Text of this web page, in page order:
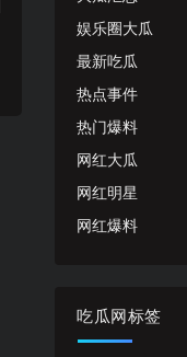
娱乐圈大瓜
最新吃瓜
热点事件
热门爆料
网红大瓜
网红明星
网红爆料
吃瓜网标签